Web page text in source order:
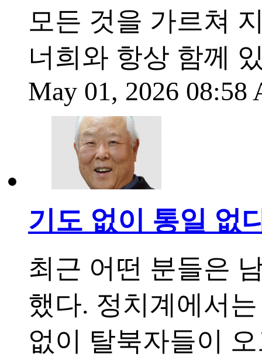
모든 것을 가르쳐
너희와 항상 함께
May 01, 2026 08:58
기도 없이 통일 없
최근 어떤 분들은
했다. 정치계에서
없이 탈북자들이